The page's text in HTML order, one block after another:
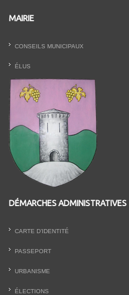
MAIRIE
CONSEILS MUNICIPAUX
ÉLUS
DÉMARCHES ADMINISTRATIVES
CARTE D’IDENTITÉ
PASSEPORT
URBANISME
ÉLECTIONS